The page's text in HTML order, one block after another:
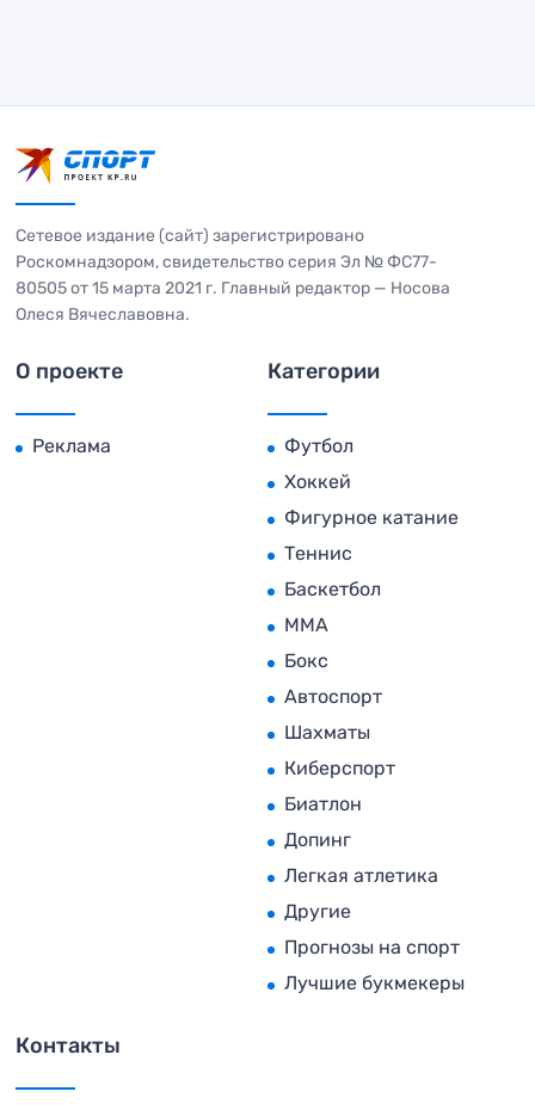
Сетевое издание (сайт) зарегистрировано
Роскомнадзором, свидетельство серия Эл № ФС77-
80505 от 15 марта 2021 г. Главный редактор — Носова
Олеся Вячеславовна.
О проекте
Реклама
Категории
Футбол
Хоккей
Фигурное катание
Теннис
Баскетбол
MMA
Бокс
Автоспорт
Шахматы
Киберспорт
Биатлон
Допинг
Легкая атлетика
Другие
Прогнозы на спорт
Лучшие букмекеры
Контакты